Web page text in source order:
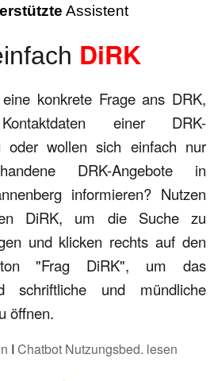
Assistent
DiRK
konkrete Frage ans DRK,
einer DRK-
oder wollen sich einfach nur
DRK-Angebote in
informieren? Nutzen
DiRK, um die Suche zu
und klicken rechts auf den
"Frag DiRK", um das
schriftliche und mündliche
öffnen.
I Chatbot Nutzungsbed. lesen